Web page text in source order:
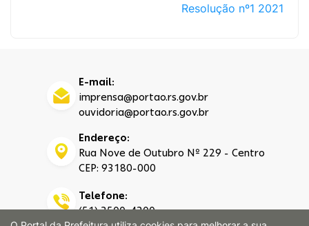
Resolução nº1 2021
E-mail:
imprensa@portao.rs.gov.br
ouvidoria@portao.rs.gov.br
Endereço:
Rua Nove de Outubro Nº 229 - Centro
CEP: 93180-000
Telefone:
(51) 3500-4200